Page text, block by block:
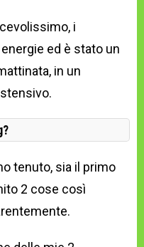
i
ed è stato un
in un
tenuto, sia il primo
2 cose così